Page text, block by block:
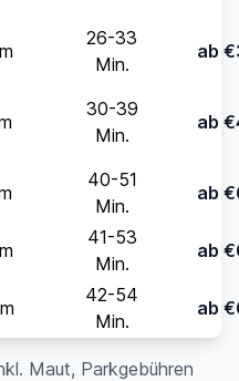
26-33
Min.
ab
30-39
Min.
ab
40-51
Min.
ab
41-53
Min.
ab
42-54
Min.
ab
Maut, Parkgebühren